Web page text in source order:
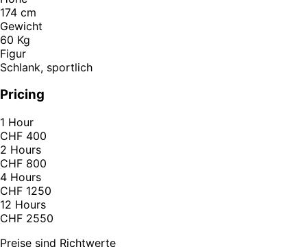
174 cm
Gewicht
60 Kg
Figur
Schlank, sportlich
Pricing
1 Hour
CHF 400
2 Hours
CHF 800
4 Hours
CHF 1250
12 Hours
CHF 2550
Preise sind Richtwerte